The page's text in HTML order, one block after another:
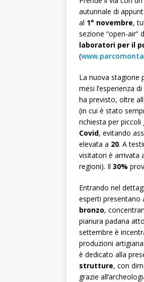
autunnale di
al 1° novembre,
sezione “open-air”
laboratori per il
(
La nuova stagione
mesi l’esperienza
ha previsto, oltre
(in cui è stato
richiesta per
Covid, evitando
elevata a 20. A
visitatori è arrivata
regioni). Il 30%
Entrando nel
esperti presentano
bronzo,
pianura padana
settembre è
produzioni
è dedicato alla
strutture, con
grazie